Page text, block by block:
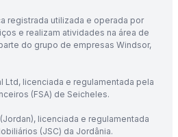
registrada utilizada e operada por
e realizam atividades na área de
do grupo de empresas Windsor,
Ltd, licenciada e regulamentada pela
(FSA) de Seicheles.
licenciada e regulamentada
(JSC) da Jordânia.